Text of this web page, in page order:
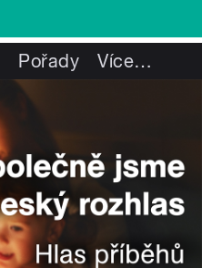
Pořady Více…